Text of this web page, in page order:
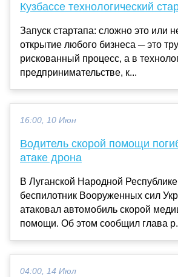
Кузбассе технологический
Запуск стартапа: сложно это или
открытие любого бизнеса ─ это
рискованный процесс, а в
предпринимательстве, к...
16:00, 10 Июн
Водитель скорой помощи
атаке дрона
В Луганской Народной
беспилотник Вооруженных сил
атаковал автомобиль скорой
помощи. Об этом сообщил глава
04:00, 14 Июл